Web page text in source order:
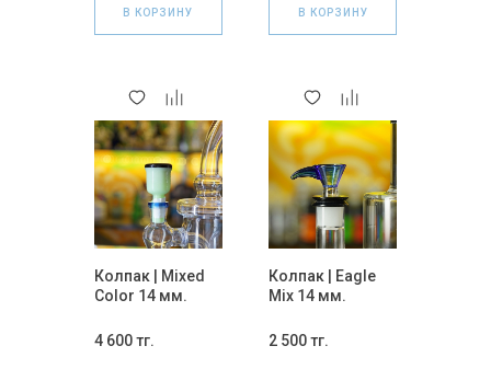
В КОРЗИНУ В КОРЗИНУ
Колпак | Mixed
Color 14 мм.
4 600 тг.
Колпак | Eagle
Mix 14 мм.
2 500 тг.